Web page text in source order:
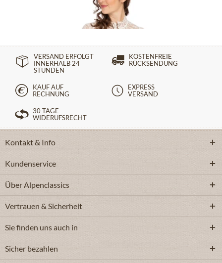
ab 119,90 €
VERSAND ERFOLGT
INNERHALB 24
STUNDEN
KOSTENFREIE
RÜCKSENDUNG
KAUF AUF
RECHNUNG
EXPRESS
VERSAND
30 TAGE
WIDERUFSRECHT
Kontakt & Info
Kundenservice
Über Alpenclassics
Vertrauen & Sicherheit
Sie finden uns auch in
Sicher bezahlen